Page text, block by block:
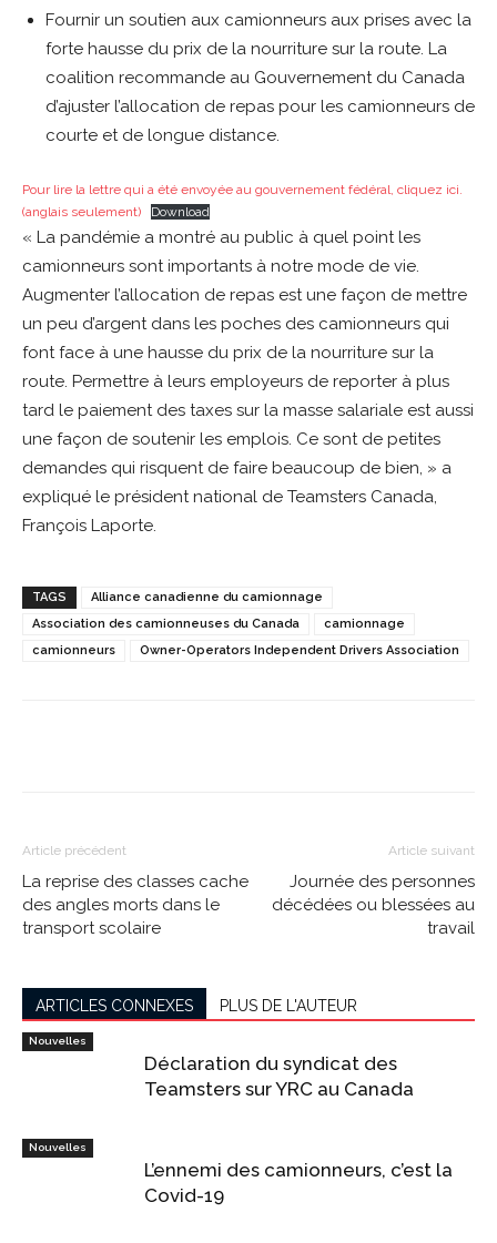
Fournir un soutien aux camionneurs aux prises avec la
forte hausse du prix de la nourriture sur la route. La
coalition recommande au Gouvernement du Canada
d’ajuster l’allocation de repas pour les camionneurs de
courte et de longue distance.
Pour lire la lettre qui a été envoyée au gouvernement fédéral, cliquez ici.
(anglais seulement)
Download
« La pandémie a montré au public à quel point les
camionneurs sont importants à notre mode de vie.
Augmenter l’allocation de repas est une façon de mettre
un peu d’argent dans les poches des camionneurs qui
font face à une hausse du prix de la nourriture sur la
route. Permettre à leurs employeurs de reporter à plus
tard le paiement des taxes sur la masse salariale est aussi
une façon de soutenir les emplois. Ce sont de petites
demandes qui risquent de faire beaucoup de bien, » a
expliqué le président national de Teamsters Canada,
François Laporte.
TAGS
Alliance canadienne du camionnage
Association des camionneuses du Canada
camionnage
camionneurs
Owner-Operators Independent Drivers Association
Article précédent
La reprise des classes cache
des angles morts dans le
transport scolaire
Article suivant
Journée des personnes
décédées ou blessées au
travail
ARTICLES CONNEXES PLUS DE L'AUTEUR
Nouvelles
Déclaration du syndicat des
Teamsters sur YRC au Canada
Nouvelles
L’ennemi des camionneurs, c’est la
Covid-19